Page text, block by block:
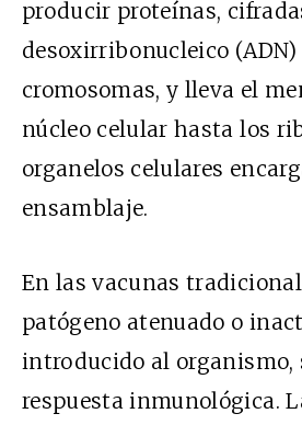
producir proteínas,
desoxirribonucleico (ADN)
cromosomas, y lleva el
núcleo celular hasta los
organelos celulares
ensamblaje.
En las vacunas
patógeno atenuado o
introducido al organismo,
respuesta inmunológica.